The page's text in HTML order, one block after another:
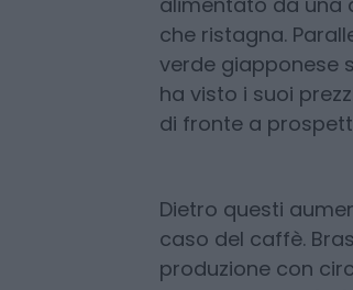
come rilevato dal
Ma non è solo il
ha toccato
alimentato da una
che ristagna.
di fronte a